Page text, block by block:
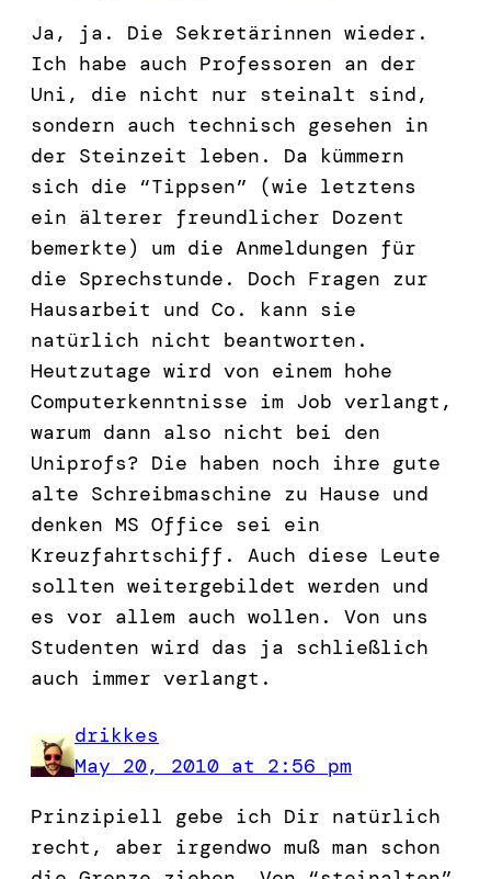
Ja, ja. Die Sekretärinnen wieder.
Ich habe auch Professoren an der
Uni, die nicht nur steinalt sind,
sondern auch technisch gesehen in
der Steinzeit leben. Da kümmern
sich die “Tippsen” (wie letztens
ein älterer freundlicher Dozent
bemerkte) um die Anmeldungen für
die Sprechstunde. Doch Fragen zur
Hausarbeit und Co. kann sie
natürlich nicht beantworten.
Heutzutage wird von einem hohe
Computerkenntnisse im Job verlangt,
warum dann also nicht bei den
Uniprofs? Die haben noch ihre gute
alte Schreibmaschine zu Hause und
denken MS Office sei ein
Kreuzfahrtschiff. Auch diese Leute
sollten weitergebildet werden und
es vor allem auch wollen. Von uns
Studenten wird das ja schließlich
auch immer verlangt.
drikkes
May 20, 2010 at 2:56 pm
Prinzipiell gebe ich Dir natürlich
recht, aber irgendwo muß man schon